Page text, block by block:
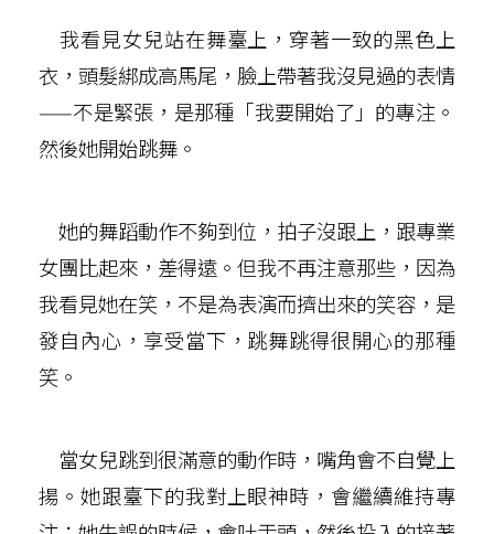
我看見女兒站在舞臺上，穿著一致的黑色上
衣，頭髮綁成高馬尾，臉上帶著我沒見過的表情
——不是緊張，是那種「我要開始了」的專注。
然後她開始跳舞。
她的舞蹈動作不夠到位，拍子沒跟上，跟專業
女團比起來，差得遠。但我不再注意那些，因為
我看見她在笑，不是為表演而擠出來的笑容，是
發自內心，享受當下，跳舞跳得很開心的那種
笑。
當女兒跳到很滿意的動作時，嘴角會不自覺上
揚。她跟臺下的我對上眼神時，會繼續維持專